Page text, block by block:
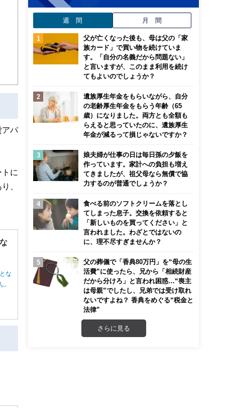
アパ
に
、
な
。
週 間 月 間
父が亡くなった後も、母は父の「家
族カード」で買い物を続けていま
す。「自分の名義だから問題ない」
と言いますが、このまま利用を続け
てもよいのでしょうか？
遺族厚生年金をもらいながら、自分
の老齢厚生年金をもらう年齢（65
歳）になりました。両方とも全額も
らえると思っていたのに、遺族厚生
年金が減るって損じゃないですか？
娘夫婦が仕事の日は毎日孫の夕飯を
作っています。家計への負担も増え
てきましたが、祖父母なら無償で協
力するのが普通でしょうか？
食べる前のソフトクリームを落とし
てしまった息子。交換を依頼すると
「新しいものを買ってください」と
言われました。わざとではないの
に、理不尽すぎませんか？
父の葬儀で「香典80万円」を“母の生
活費”に使ったら、兄から「相続財産
だから分けろ」と言われ困惑…“喪主
は母親”でしたし、兄弟では受け取れ
ないですよね？ 香典をめぐる“税金と
法律”
さらに見る